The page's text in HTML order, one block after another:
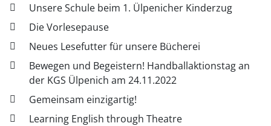
Unsere Schule beim 1. Ülpenicher Kinderzug
Die Vorlesepause
Neues Lesefutter für unsere Bücherei
Bewegen und Begeistern! Handballaktionstag an
der KGS Ülpenich am 24.11.2022
Gemeinsam einzigartig!
Learning English through Theatre